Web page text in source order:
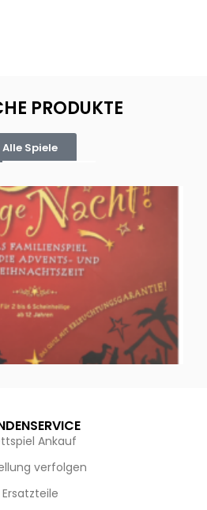
PRODUKTE
Alle Spiele
Ankauf
verfolgen
Ersatzteile